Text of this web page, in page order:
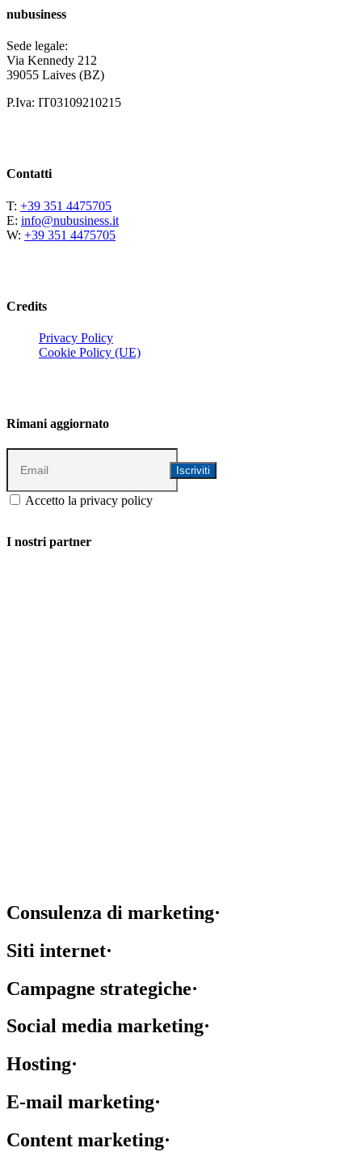
nubusiness
Sede legale:
Via Kennedy 212
39055 Laives (BZ)
P.Iva: IT03109210215
Contatti
T: +39 351 4475705
E: info@nubusiness.it
W: +39 351 4475705
Credits
Privacy Policy
Cookie Policy (UE)
Rimani aggiornato
Accetto la privacy policy
I nostri partner
Consulenza di marketing·
Siti internet·
Campagne strategiche·
Social media marketing·
Hosting·
E-mail marketing·
Content marketing·